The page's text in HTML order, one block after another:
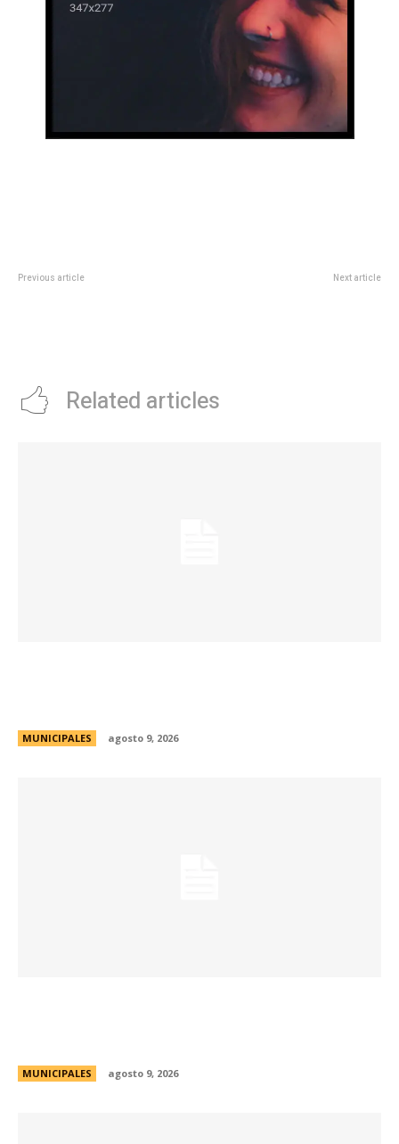
Previous article Next article
Related articles
MUNICIPALES agosto 9, 2026
MUNICIPALES agosto 9, 2026